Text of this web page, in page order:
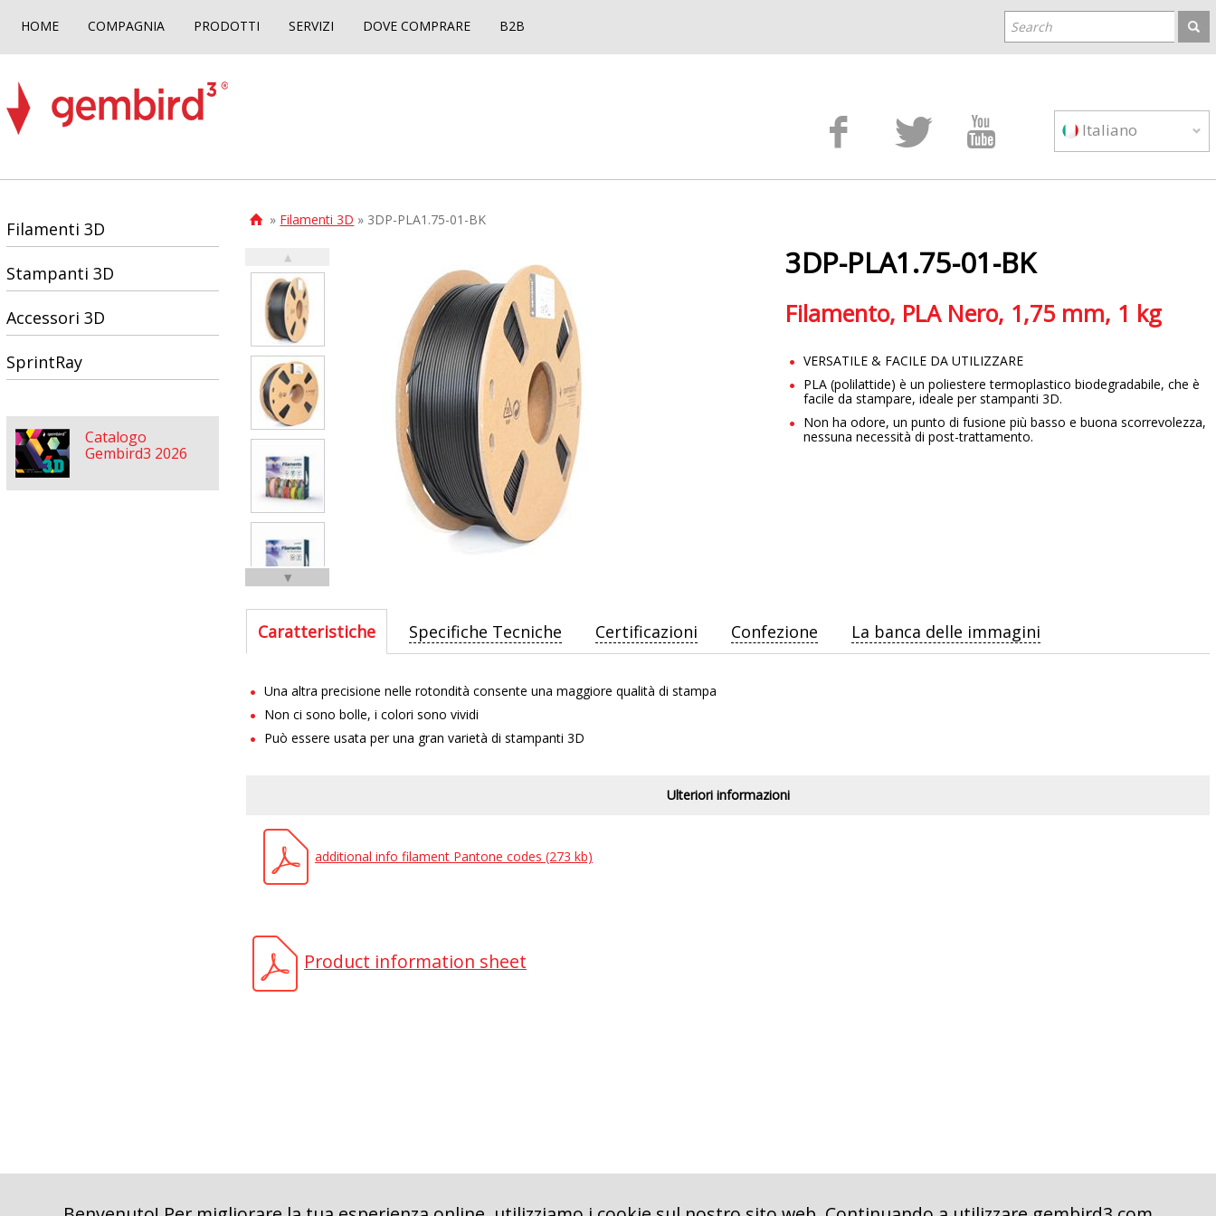
Italiano
  
HOME COMPAGNIA PRODOTTI SERVIZI DOVE COMPRARE B2B
 » Filamenti 3D » 3DP-PLA1.75-01-BK
3DP-PLA1.75-01-BK
Filamento, PLA Nero, 1,75 mm, 1 kg
VERSATILE & FACILE DA UTILIZZARE
PLA (polilattide) è un poliestere termoplastico biodegradabile, che è
facile da stampare, ideale per stampanti 3D.
Non ha odore, un punto di fusione più basso e buona scorrevolezza,
nessuna necessità di post-trattamento.
▲
▼
Caratteristiche Specifiche Tecniche Certificazioni Confezione La banca delle immagini
Una altra precisione nelle rotondità consente una maggiore qualità di stampa
Non ci sono bolle, i colori sono vividi
Può essere usata per una gran varietà di stampanti 3D
Ulteriori informazioni
additional info filament Pantone codes (273 kb)
Product information sheet
Filamenti 3D
Stampanti 3D
Accessori 3D
SprintRay
Catalogo
Gembird3 2026